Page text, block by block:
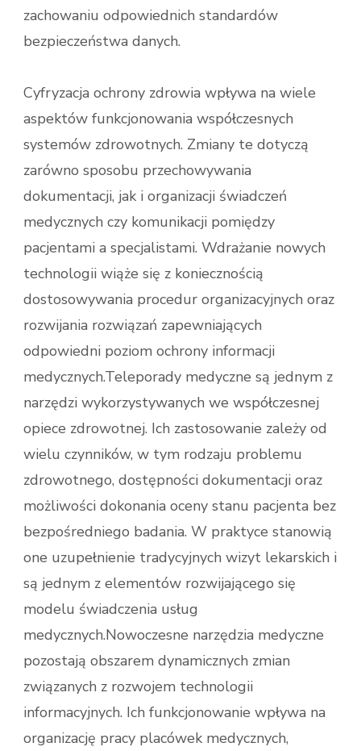
zachowaniu odpowiednich standardów
bezpieczeństwa danych.
Cyfryzacja ochrony zdrowia wpływa na wiele
aspektów funkcjonowania współczesnych
systemów zdrowotnych. Zmiany te dotyczą
zarówno sposobu przechowywania
dokumentacji, jak i organizacji świadczeń
medycznych czy komunikacji pomiędzy
pacjentami a specjalistami. Wdrażanie nowych
technologii wiąże się z koniecznością
dostosowywania procedur organizacyjnych oraz
rozwijania rozwiązań zapewniających
odpowiedni poziom ochrony informacji
medycznych.Teleporady medyczne są jednym z
narzędzi wykorzystywanych we współczesnej
opiece zdrowotnej. Ich zastosowanie zależy od
wielu czynników, w tym rodzaju problemu
zdrowotnego, dostępności dokumentacji oraz
możliwości dokonania oceny stanu pacjenta bez
bezpośredniego badania. W praktyce stanowią
one uzupełnienie tradycyjnych wizyt lekarskich i
są jednym z elementów rozwijającego się
modelu świadczenia usług
medycznych.Nowoczesne narzędzia medyczne
pozostają obszarem dynamicznych zmian
związanych z rozwojem technologii
informacyjnych. Ich funkcjonowanie wpływa na
organizację pracy placówek medycznych,